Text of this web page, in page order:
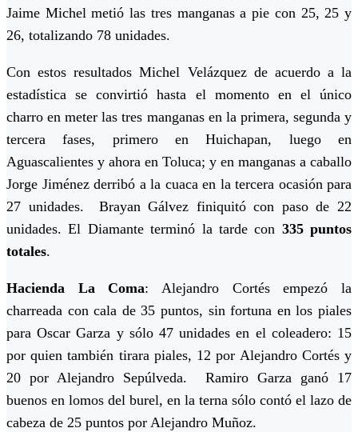
Jaime Michel metió las tres manganas a pie con 25, 25 y
26, totalizando 78 unidades.
Con estos resultados Michel Velázquez de acuerdo a la
estadística se convirtió hasta el momento en el único
charro en meter las tres manganas en la primera, segunda y
tercera fases, primero en Huichapan, luego en
Aguascalientes y ahora en Toluca; y en manganas a caballo
Jorge Jiménez derribó a la cuaca en la tercera ocasión para
27 unidades. Brayan Gálvez finiquitó con paso de 22
unidades. El Diamante terminó la tarde con 335 puntos
totales.
Hacienda La Coma: Alejandro Cortés empezó la
charreada con cala de 35 puntos, sin fortuna en los piales
para Oscar Garza y sólo 47 unidades en el coleadero: 15
por quien también tirara piales, 12 por Alejandro Cortés y
20 por Alejandro Sepúlveda. Ramiro Garza ganó 17
buenos en lomos del burel, en la terna sólo contó el lazo de
cabeza de 25 puntos por Alejandro Muñoz.